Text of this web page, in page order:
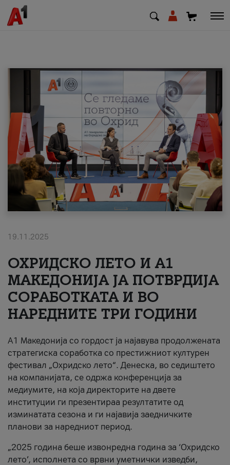
МК SQ
Приватни Деловни
Поддршка
Надополни кредит
#ПодобарОнлајн
19.11.2025
ОХРИДСКО ЛЕТО И A1
МАКЕДОНИЈА ЈА ПОТВРДИЈА
СОРАБОТКАТА И ВО
НАРЕДНИТЕ ТРИ ГОДИНИ
A1 Македонија со гордост ја најавува продолжената
стратегиска соработка со престижниот културен
фестивал „Охридско лето“. Денеска, во седиштето
на компанијата, се одржа конференција за
медиумите, на која директорите на двете
институции ги презентираа резултатите од
изминатата сезона и ги најавија заедничките
планови за наредниот период.
„2025 година беше извонредна година за ‘Охридско
лето’, исполнета со врвни уметнички изведби,